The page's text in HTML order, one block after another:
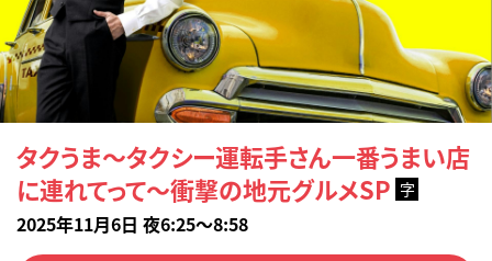
タクうま～タクシー運転手さん一番うまい店
に連れてって～衝撃の地元グルメSP 字
2025年11月6日 夜6:25～8:58